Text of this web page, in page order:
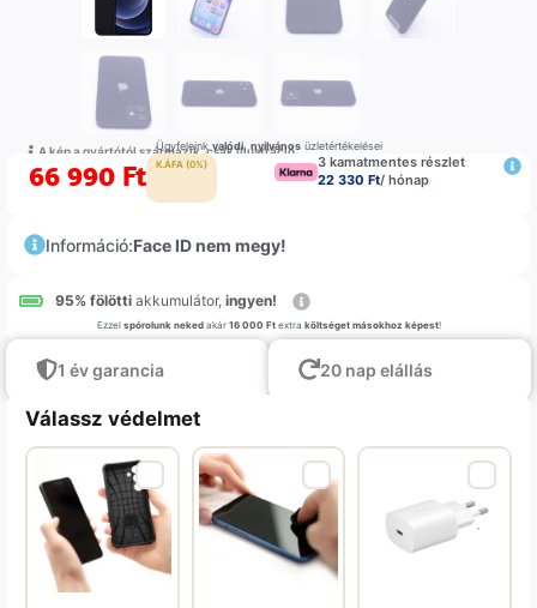
A kép a gyártótól származik, csak illustráció
Ügyfeleinkvalódi,nyilvánosüzletértékelései
66 990 Ft K.ÁFA (0%)
3 kamatmentes részlet
22 330 Ft/ hónap
Információ:Face ID nem megy!
95% fölötti akkumulátor, ingyen!
Ezzel spórolunk nekedakár 16 000 Ftextra költséget másokhoz képest!
1 év garancia 20 nap elállás
Válassz védelmet